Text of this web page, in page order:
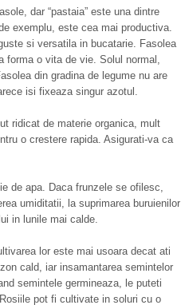
dar “pastaia” este una dintre
exemplu, este cea mai productiva.
si versatila in bucatarie. Fasolea
forma o vita de vie. Solul normal,
din gradina de legume nu are
isi fixeaza singur azotul.
ridicat de materie organica, mult
o crestere rapida. Asigurati-va ca
de apa. Daca frunzele se ofilesc,
umiditatii, la suprimarea buruienilor
in lunile mai calde.
lor este mai usoara decat ati
cald, iar insamantarea semintelor
semintele germineaza, le puteti
pot fi cultivate in soluri cu o